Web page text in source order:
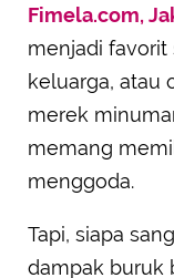
Fimela.com,
menjadi favorit
keluarga, atau
merek
memang
menggoda.
Tapi, siapa
dampak buruk